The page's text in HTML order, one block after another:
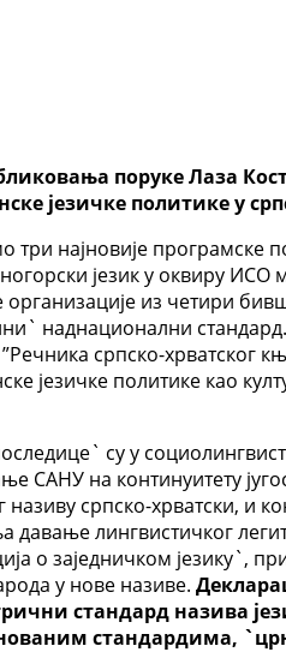
поруке Лаза
језичке политике у
три најновије програмске
језик у оквиру ИСО
организације из четири
наднационални стандард.
српско-хрватског
језичке политике као
су у
САНУ на континуитету
називу српско-хрватски, и
давање лингвистичког
о заједничком језику`,
у нове називе.
стандард назива
стандардима,